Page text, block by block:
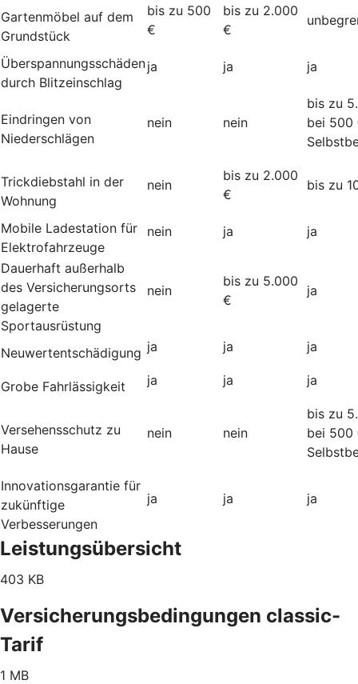
Gartenmöbel auf dem
Grundstück
bis zu 500
€
bis zu 2.000
€
Überspannungsschäden
durch Blitzeinschlag
ja ja ja
Eindringen von
Niederschlägen
nein nein
bis zu
bei 500
Trickdiebstahl in der
Wohnung
nein
bis zu 2.000
€
bis zu
Mobile Ladestation für
Elektrofahrzeuge
nein ja ja
Dauerhaft außerhalb
des Versicherungsorts
gelagerte
Sportausrüstung
nein
bis zu 5.000
€
ja
Neuwertentschädigung ja ja ja
Grobe Fahrlässigkeit ja ja ja
Versehensschutz zu
Hause
nein nein
bis zu
bei 500
Innovationsgarantie für
zukünftige
Verbesserungen
ja ja ja
Leistungsübersicht
403 KB
Versicherungsbedingungen classic-
Tarif
1 MB